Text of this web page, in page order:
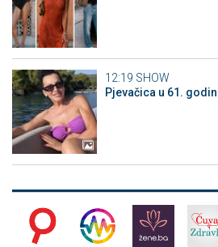
12:19 SHOW
Pjevačica u 61.